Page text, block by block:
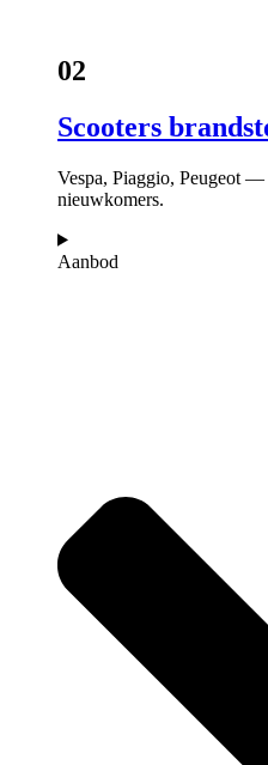
02
Scooters
Vespa, Piaggio, Peugeot —
nieuwkomers.
Aanbod